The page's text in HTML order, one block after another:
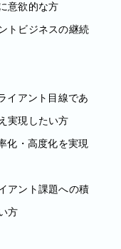
意欲的な方
トビジネスの継続
イアント目線であ
実現したい方
化・高度化を実現
アント課題への積
方